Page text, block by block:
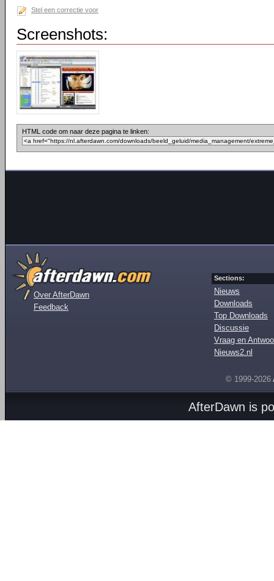
Stel een correctie voor
Screenshots:
HTML code om naar deze pagina te linken:
Over AfterDawn
Feedback
Sections:
Nieuws
Downloads
Top Downloads
Discussie
Vraag en
Nieuws2.nl
© 1999-2026
AfterDawn is